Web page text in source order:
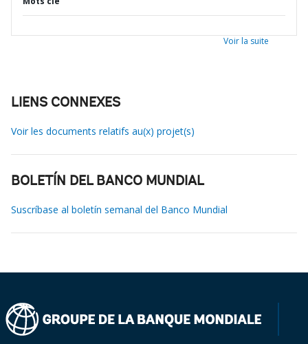
Voir la suite
LIENS CONNEXES
Voir les documents relatifs au(x) projet(s)
BOLETÍN DEL BANCO MUNDIAL
Suscríbase al boletín semanal del Banco Mundial